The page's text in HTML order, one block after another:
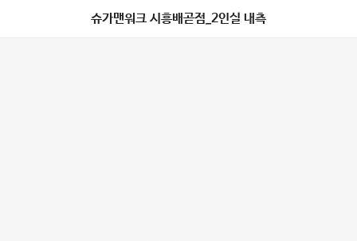
슈가맨워크 시흥배곧점_2인실 내측